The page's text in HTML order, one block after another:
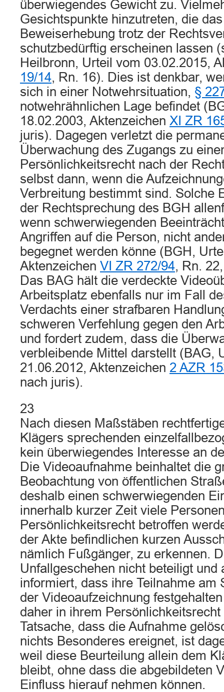
überwiegendes Gewicht zu.
Gesichtspunkte hinzutreten, die
Beweiserhebung trotz der
schutzbedürftig erscheinen lassen
Heilbronn, Urteil vom 03.02.2015,
19/14, Rn. 16). Dies ist denkbar,
sich in einer Notwehrsituation, §
notwehrähnlichen Lage befindet
18.02.2003, Aktenzeichen XI ZR
juris). Dagegen verletzt die
Überwachung des Zugangs zu
Persönlichkeitsrecht nach der
selbst dann, wenn die
Verbreitung bestimmt sind. Solche
der Rechtsprechung des BGH
wenn schwerwiegenden
Angriffen auf die Person, nicht
begegnet werden könne (BGH,
Aktenzeichen VI ZR 272/94, Rn.
Das BAG hält die verdeckte
Arbeitsplatz ebenfalls nur im Fall
Verdachts einer strafbaren
schweren Verfehlung gegen den
und fordert zudem, dass die
verbleibende Mittel darstellt (BAG,
21.06.2012, Aktenzeichen 2 AZR
nach juris).
23
Nach diesen Maßstäben
Klägers sprechenden
kein überwiegendes Interesse an
Die Videoaufnahme beinhaltet die
Beobachtung von öffentlichen
deshalb einen schwerwiegenden
innerhalb kurzer Zeit viele
Persönlichkeitsrecht betroffen
der Akte befindlichen kurzen
nämlich Fußgänger, zu erkennen.
Unfallgeschehen nicht beteiligt und
informiert, dass ihre Teilnahme am
der Videoaufzeichnung
daher in ihrem
Tatsache, dass die Aufnahme
nichts Besonderes ereignet, ist
weil diese Beurteilung allein dem
bleibt, ohne dass die abgebildeten
Einfluss hierauf nehmen können.